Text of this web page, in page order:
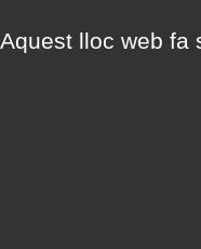
Aquest lloc web fa